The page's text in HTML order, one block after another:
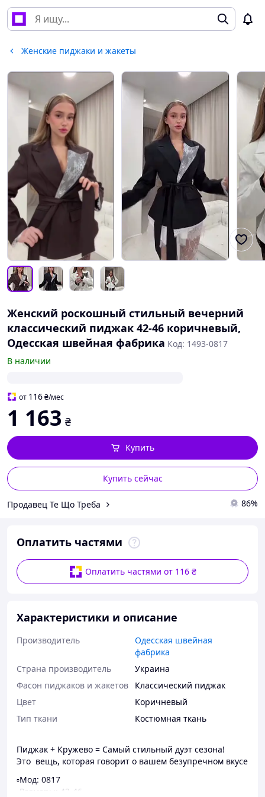
Женские пиджаки и жакеты
Женский роскошный стильный вечерний
классический пиджак 42-46 коричневый,
Одесская швейная фабрика Код: 1493-0817
В наличии
от 116₴/мес
1 163 ₴
Купить сейчас
Купить
Продавец Те Що Треба 86%
Оплатить частями
Оплатить частями от 116 ₴
Характеристики и описание
Производитель
Одесская швейная
фабрика
Страна производитель
Украина
Фасон пиджаков и жакетов
Классический пиджак
Цвет
Коричневый
Тип ткани
Костюмная ткань
Пиджак + Кружево = Самый стильный дуэт сезона!
Это вещь, которая говорит о вашем безупречном вкусе
▫️Мод: 0817
▫️Размеры: 42-46